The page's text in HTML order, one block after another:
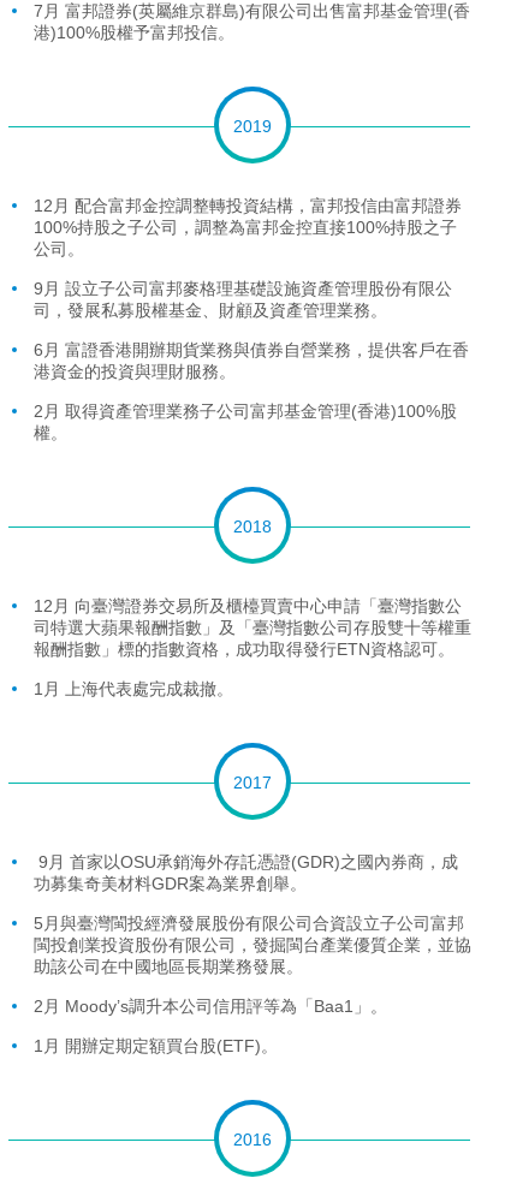
7月 富邦證券(英屬維京群島)有限公司出售富邦基金管理(香
港)100%股權予富邦投信。
2019
12月 配合富邦金控調整轉投資結構，富邦投信由富邦證券
100%持股之子公司，調整為富邦金控直接100%持股之子
公司。
9月 設立子公司富邦麥格理基礎設施資產管理股份有限公
司，發展私募股權基金、財顧及資產管理業務。
6月 富證香港開辦期貨業務與債券自營業務，提供客戶在香
港資金的投資與理財服務。
2月 取得資產管理業務子公司富邦基金管理(香港)100%股
權。
2018
12月 向臺灣證券交易所及櫃檯買賣中心申請「臺灣指數公
司特選大蘋果報酬指數」及「臺灣指數公司存股雙十等權重
報酬指數」標的指數資格，成功取得發行ETN資格認可。
1月 上海代表處完成裁撤。
2017
9月 首家以OSU承銷海外存託憑證(GDR)之國內券商，成
功募集奇美材料GDR案為業界創舉。
5月與臺灣閩投經濟發展股份有限公司合資設立子公司富邦
閩投創業投資股份有限公司，發掘閩台產業優質企業，並協
助該公司在中國地區長期業務發展。
2月 Moody’s調升本公司信用評等為「Baa1」。
1月 開辦定期定額買台股(ETF)。
2016